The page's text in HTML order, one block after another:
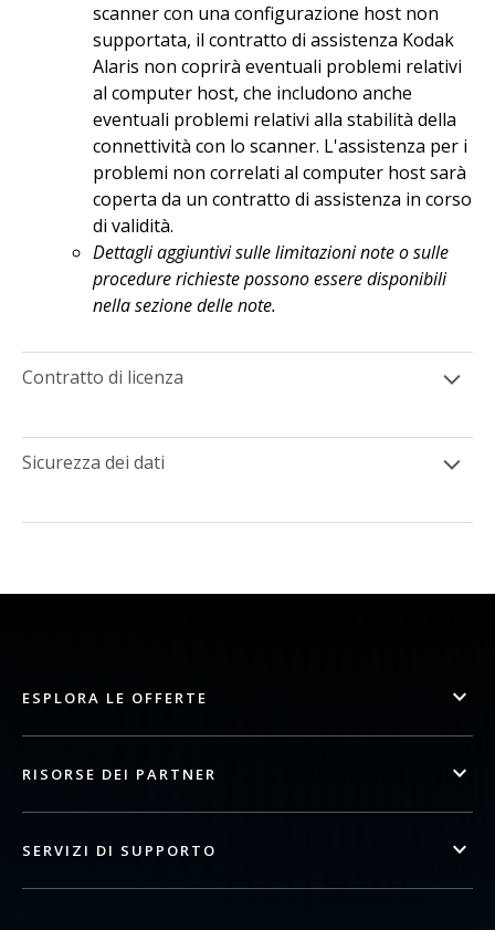
scanner con una configurazione host non
supportata, il contratto di assistenza Kodak
Alaris non coprirà eventuali problemi relativi
al computer host, che includono anche
eventuali problemi relativi alla stabilità della
connettività con lo scanner. L'assistenza per i
problemi non correlati al computer host sarà
coperta da un contratto di assistenza in corso
di validità.
Dettagli aggiuntivi sulle limitazioni note o sulle
procedure richieste possono essere disponibili
nella sezione delle note.
Contratto di licenza
Sicurezza dei dati
ESPLORA LE OFFERTE
RISORSE DEI PARTNER
SERVIZI DI SUPPORTO